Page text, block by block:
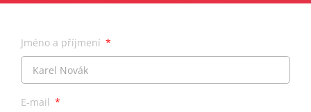
Jméno a příjmení
E-mail